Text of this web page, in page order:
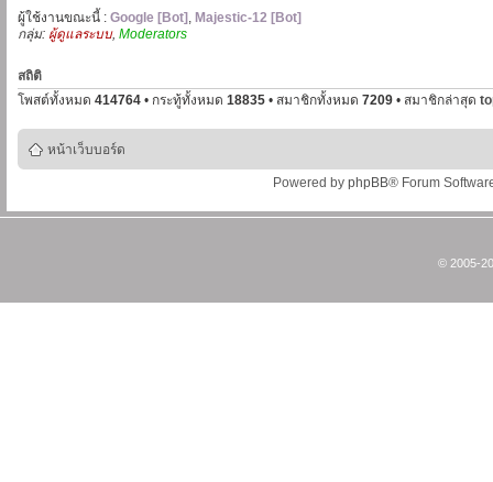
ผู้ใช้งานขณะนี้ : Google [Bot] , Majestic-12 [Bot]
กลุ่ม: ผู้ดูแลระบบ, Moderators
สถิติ
โพสต์ทั้งหมด 414764 • กระทู้ทั้งหมด 18835 • สมาชิกทั้งหมด 7209 • สมาชิกล่าสุด
หน้าเว็บบอร์ด
Powered by phpBB® Forum
© 2005-